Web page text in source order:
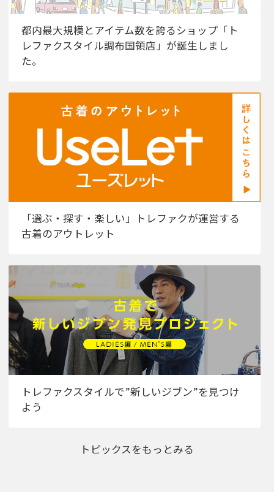
都内最大規模とアイテム数を誇るショップ「ト
レファクスタイル調布国領店」が誕生しまし
た。
「選ぶ・探す・楽しい」トレファクが運営する
古着のアウトレット
トレファクスタイルで”新しいジブン”を見つけ
よう
トピックスをもっとみる